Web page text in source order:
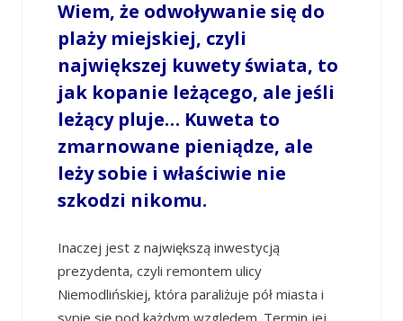
/ LESZEK MYCZKA / 11 LUTEGO 2018 / 16:21
0 COMMENTS
Wiem, że odwoływanie się do
plaży miejskiej, czyli
największej kuwety świata, to
jak kopanie leżącego, ale jeśli
leżący pluje… Kuweta to
zmarnowane pieniądze, ale
leży sobie i właściwie nie
szkodzi nikomu.
Inaczej jest z największą inwestycją
prezydenta, czyli remontem ulicy
Niemodlińskiej, która paraliżuje pół miasta i